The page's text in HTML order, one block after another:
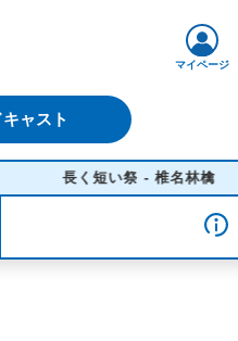
ャスト
マイページ
長く短い祭 - 椎名林檎